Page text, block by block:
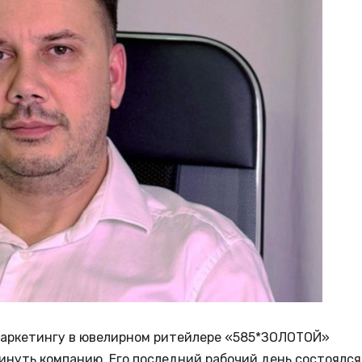
в ювелирном ритейлере «585*ЗОЛОТОЙ»